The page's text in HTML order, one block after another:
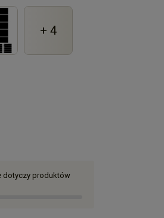
+ 4
dotyczy produktów